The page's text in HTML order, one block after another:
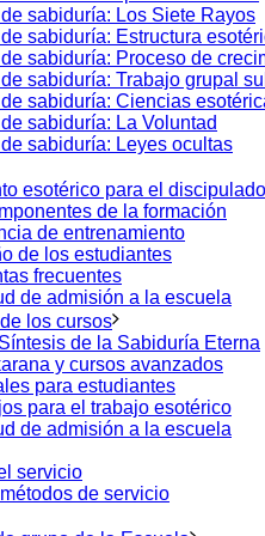
sabiduría: Los Siete Rayos
sabiduría: Estructura
sabiduría: Proceso de
sabiduría: Trabajo grupal
sabiduría: Ciencias
sabiduría: La Voluntad
sabiduría: Leyes ocultas
esotérico para el discipulado
de la formación
de entrenamiento
de los estudiantes
frecuentes
de admisión a la escuela
los cursos
de la Sabiduría Eterna
y cursos avanzados
para estudiantes
para el trabajo esotérico
de admisión a la escuela
servicio
de servicio